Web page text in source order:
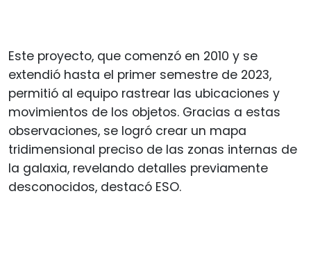
Este proyecto, que comenzó en 2010 y se
extendió hasta el primer semestre de 2023,
permitió al equipo rastrear las ubicaciones y
movimientos de los objetos. Gracias a estas
observaciones, se logró crear un mapa
tridimensional preciso de las zonas internas de
la galaxia, revelando detalles previamente
desconocidos, destacó ESO.